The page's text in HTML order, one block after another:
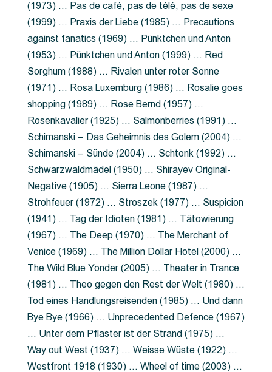
(1973) … Pas de café, pas de télé, pas de sexe
(1999) … Praxis der Liebe (1985) … Precautions
against fanatics (1969) … Pünktchen und Anton
(1953) … Pünktchen und Anton (1999) … Red
Sorghum (1988) … Rivalen unter roter Sonne
(1971) … Rosa Luxemburg (1986) … Rosalie goes
shopping (1989) … Rose Bernd (1957) …
Rosenkavalier (1925) … Salmonberries (1991) …
Schimanski – Das Geheimnis des Golem (2004) …
Schimanski – Sünde (2004) … Schtonk (1992) …
Schwarzwaldmädel (1950) … Shirayev Original-
Negative (1905) … Sierra Leone (1987) …
Strohfeuer (1972) … Stroszek (1977) … Suspicion
(1941) … Tag der Idioten (1981) … Tätowierung
(1967) … The Deep (1970) … The Merchant of
Venice (1969) … The Million Dollar Hotel (2000) …
The Wild Blue Yonder (2005) … Theater in Trance
(1981) … Theo gegen den Rest der Welt (1980) …
Tod eines Handlungsreisenden (1985) … Und dann
Bye Bye (1966) … Unprecedented Defence (1967)
… Unter dem Pflaster ist der Strand (1975) …
Way out West (1937) … Weisse Wüste (1922) …
Westfront 1918 (1930) … Wheel of time (2003) …